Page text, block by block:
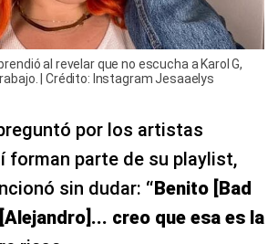
al revelar que no escucha a Karol G,
| Crédito: Instagram Jesaaelys
por los artistas
forman parte de su playlist,
sin dudar: “Benito [Bad
creo que esa es la